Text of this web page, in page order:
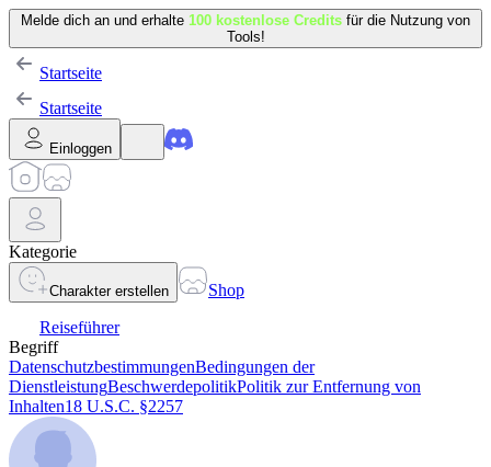
Melde dich an und erhalte 100 kostenlose Credits für die Nutzung von
Tools!
Startseite
Startseite
Einloggen
Kategorie
Charakter erstellen
Shop
Reiseführer
Begriff
DatenschutzbestimmungenBedingungen der
DienstleistungBeschwerdepolitikPolitik zur Entfernung von
Inhalten18 U.S.C. §2257